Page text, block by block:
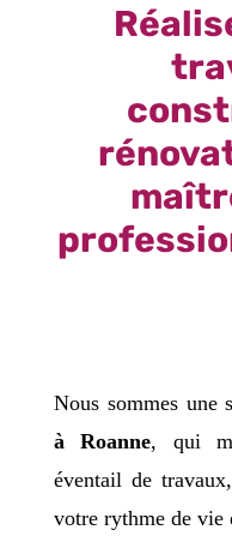
Nous sommes une
à Roanne, qui
éventail de
votre rythme de vie